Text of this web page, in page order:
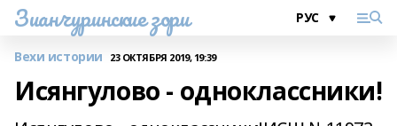
Зианчуринские зори
Вехи истории 23 ОКТЯБРЯ 2019, 19:39
Исянгулово - одноклассники!